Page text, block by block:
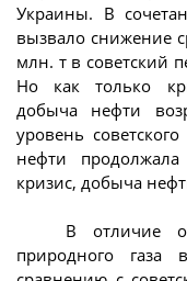
Украины. В
вызвало снижение
млн. т в советский
Но как только
добыча нефти
уровень
нефти
кризис, добыча
В отличие
природного газа